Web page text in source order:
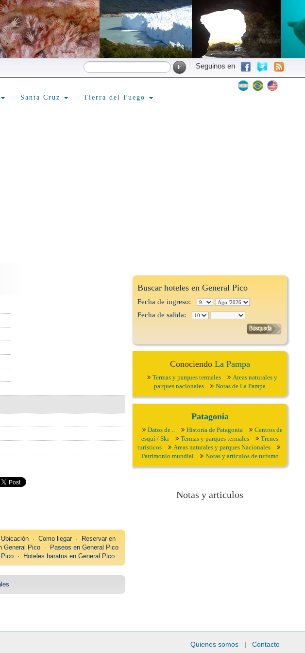
Seguinos en
Santa Cruz Tierra del Fuego
Ubicación∙ Como llegar∙
Reservar en
General Pico∙
Paseos en General Pico
∙ Hoteles baratos en General Pico
Buscar hoteles en General Pico
Fecha de ingreso:
Fecha de salida:
Conociendo La Pampa
Termas y parques termales
Areas naturales y
parques nacionales
Notas de La Pampa
Patagonia
Datos de .. Historia de Patagonia
Centros de
esquí / Ski
Termas y parques termales
Trenes
turísticos
Areas naturales y parques Nacionales
Patrimonio mundial
Notas y artículos de turismo
Notas y articulos
Quienes somos| Contacto